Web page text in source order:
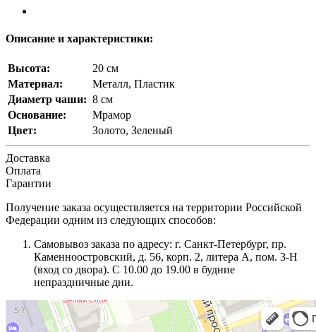
Описание и характеристики:
Высота:
20 см
Материал:
Металл, Пластик
Диаметр чаши: 8 см
Основание:
Мрамор
Цвет:
Золото, Зеленый
Доставка
Оплата
Гарантии
Получение заказа осуществляется на территории Российской
Федерации одним из следующих способов:
Самовывоз заказа по адресу: г. Санкт-Петербург, пр.
Каменноостровский, д. 56, корп. 2, литера А, пом. 3-Н
(вход со двора). С 10.00 до 19.00 в будние
непраздничные дни.